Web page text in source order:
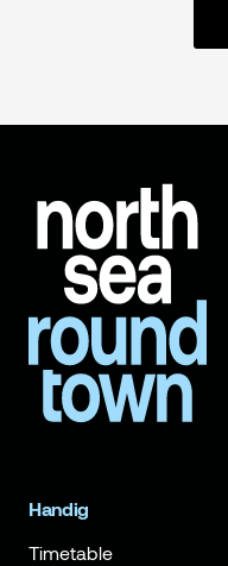
Handig
Timetable